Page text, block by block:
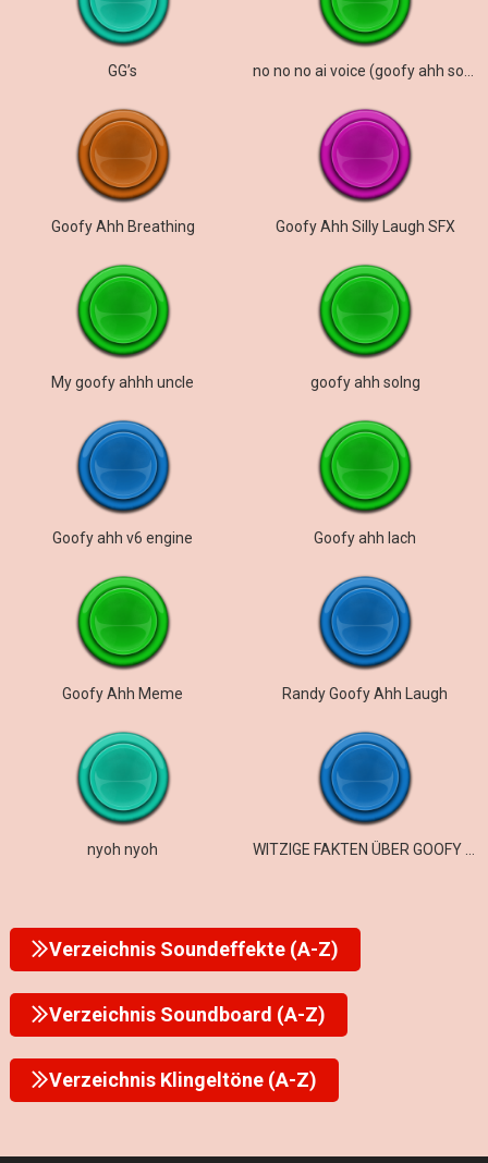
GG’s
Goofy Ahh Breathing Goofy Ahh Silly Laugh SFX
My goofy ahhh uncle goofy ahh solng
Goofy ahh v6 engine Goofy ahh lach
Goofy Ahh Meme Randy Goofy Ahh Laugh
nyoh nyoh
Verzeichnis Soundeffekte (A-Z)
Verzeichnis Soundboard (A-Z)
Verzeichnis Klingeltöne (A-Z)